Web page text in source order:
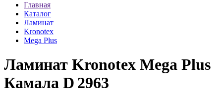
Главная
Каталог
Ламинат
Kronotex
Mega Plus
Ламинат Kronotex Mega Plus
Камала D 2963